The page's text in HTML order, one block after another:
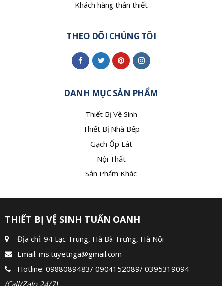
Khách hàng thân thiết
THEO DÕI CHÚNG TÔI
DANH MỤC SẢN PHẨM
Thiết Bị Vệ Sinh
Thiết Bị Nhà Bếp
Gạch Ốp Lát
Nội Thất
Sản Phẩm Khác
THIẾT BỊ VỆ SINH TUẤN OANH
Địa chỉ: 94 Lạc Trung, Hà Bà Trưng, Hà Nội
Email: ms.tuyetnga@gmail.com
Hotline: 0988089483/ 0904152089/ 0395319094
(Call/Zalo 24/7)